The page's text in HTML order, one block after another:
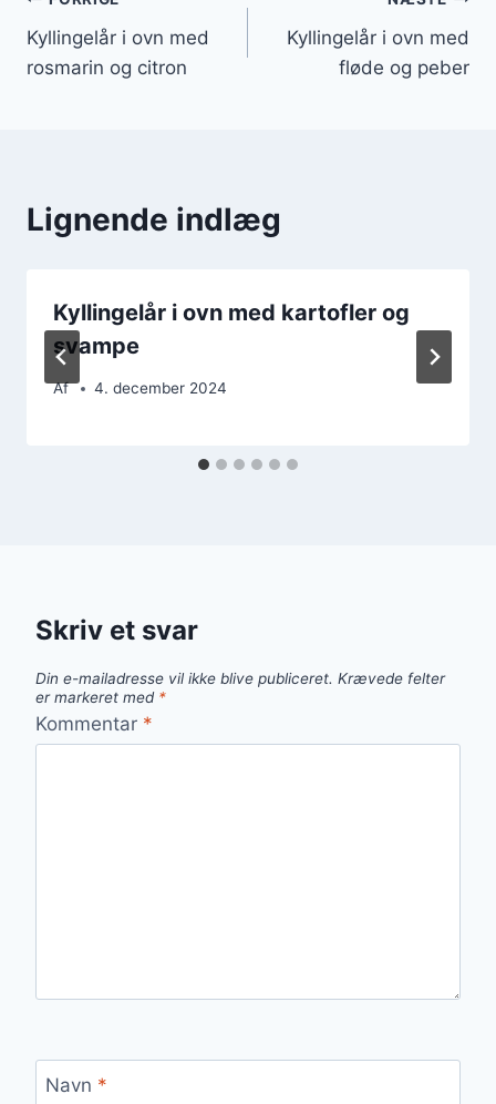
Kyllingelår i ovn med
rosmarin og citron
Kyllingelår i ovn med
fløde og peber
Lignende indlæg
Kyllingelår i ovn med kartofler og
svampe
Af 4. december 2024
Skriv et svar
Din e-mailadresse vil ikke blive publiceret. Krævede felter
er markeret med *
Kommentar *
Navn *